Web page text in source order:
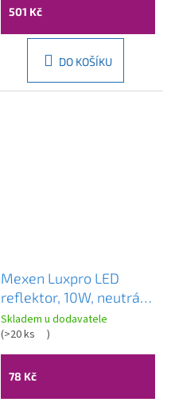
501 Kč
DO KOŠÍKU
Mexen Luxpro LED
reflektor, 10W, neutrální
- 4000K, 900 lm, černá
- L230-010-40-70
Skladem u dodavatele
(>20 ks )
78 Kč